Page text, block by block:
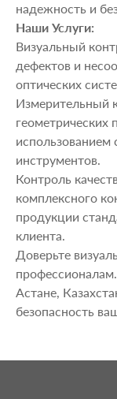
надежность и
Наши Услуги:
Визуальный
дефектов и
оптических
Измерительный
геометрических
использованием
инструментов.
Контроль
комплексного
продукции
клиента.
Доверьте
Астане,
безопасность